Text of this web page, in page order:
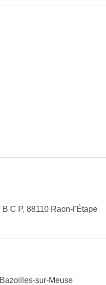
C P, 88110 Raon-l'Étape
sur-Meuse